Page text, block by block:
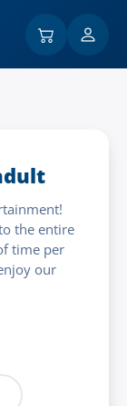
the entire
time per
our